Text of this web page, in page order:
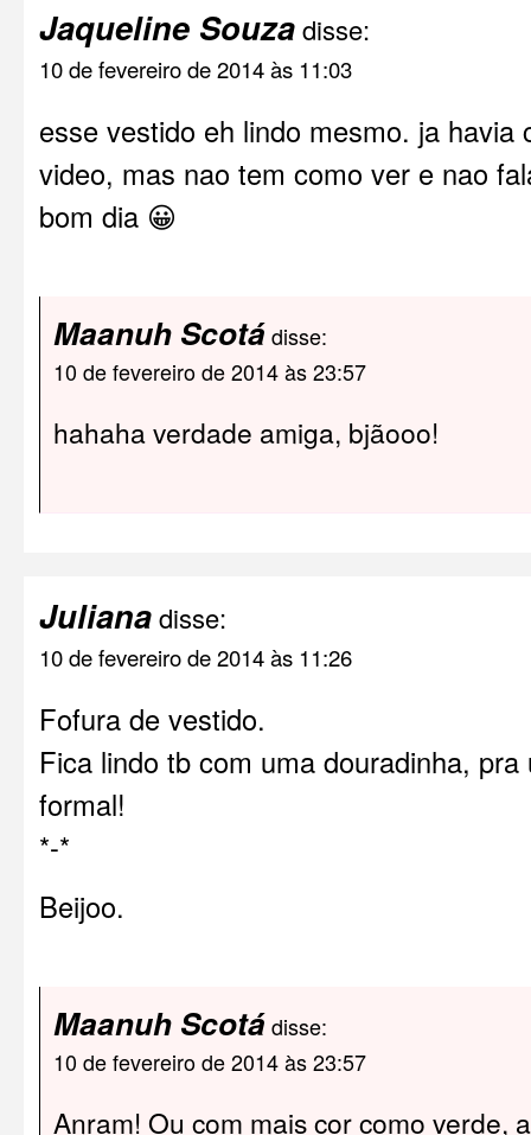
Jaqueline Souzadisse:
10 de fevereiro de 2014 às 11:03
esse vestido eh lindo mesmo. ja havia
video, mas nao tem como ver e nao
bom dia 😀
Maanuh Scotádisse:
10 de fevereiro de 2014 às 23:57
hahaha verdade amiga, bjãooo!
Julianadisse:
10 de fevereiro de 2014 às 11:26
Fofura de vestido.
Fica lindo tb com uma douradinha,
formal!
*-*
Beijoo.
Maanuh Scotádisse:
10 de fevereiro de 2014 às 23:57
Anram! Ou com mais cor como verde,